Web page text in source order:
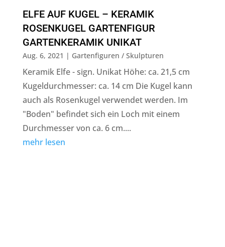
ELFE AUF KUGEL – KERAMIK
ROSENKUGEL GARTENFIGUR
GARTENKERAMIK UNIKAT
Aug. 6, 2021 | Gartenfiguren / Skulpturen
Keramik Elfe - sign. Unikat Höhe: ca. 21,5 cm
Kugeldurchmesser: ca. 14 cm Die Kugel kann
auch als Rosenkugel verwendet werden. Im
"Boden" befindet sich ein Loch mit einem
Durchmesser von ca. 6 cm....
mehr lesen